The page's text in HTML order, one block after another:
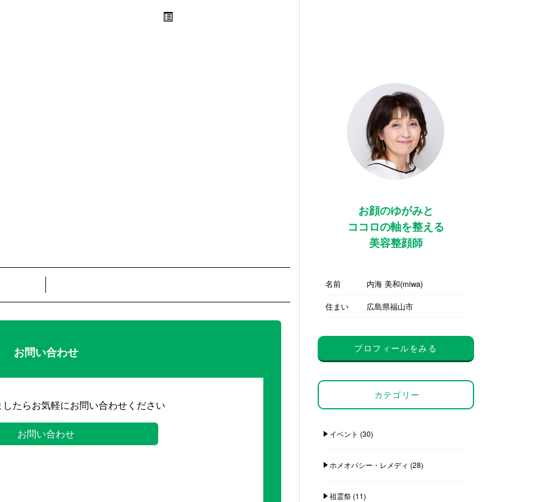
お問い合わせ
たらお気軽にお問い合わせください
お問い合わせ
お顔のゆがみと
ココロの軸を整える
美容整顔師
名前
内海 美和(miwa)
住まい
広島県福山市
プロフィールをみる
カテゴリー
イベント (30)
ホメオパシー・レメディ (28)
祖霊祭(11)